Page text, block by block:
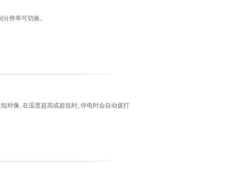
辨率可切换。
对像, 在温度超高或超低时, 停电时会自动拨打